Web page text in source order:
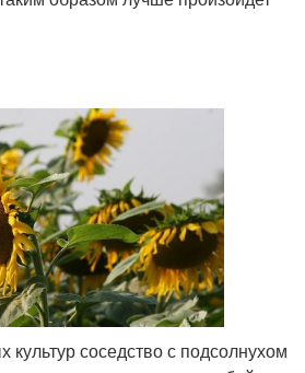
культур соседство с подсолнухом